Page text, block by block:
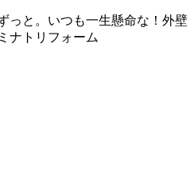
っと。いつも一生懸命な！外壁
ナトリフォーム